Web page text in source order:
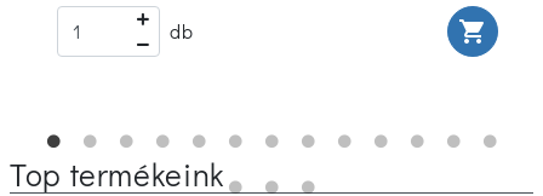
db shopping_cart
Top termékeink